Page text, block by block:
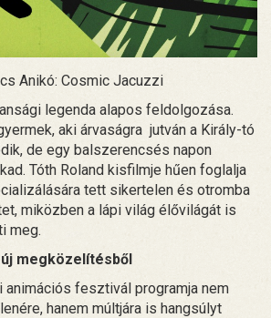
Anikó: Cosmic Jacuzzi
legenda alapos feldolgozása.
aki árvaságra jutván a Király-tó
de egy balszerencsés napon
Tóth Roland kisfilmje hűen foglalja
tett sikertelen és otromba
miközben a lápi világ élővilágát is
meg.
megközelítésből
fesztivál programja nem
hanem múltjára is hangsúlyt